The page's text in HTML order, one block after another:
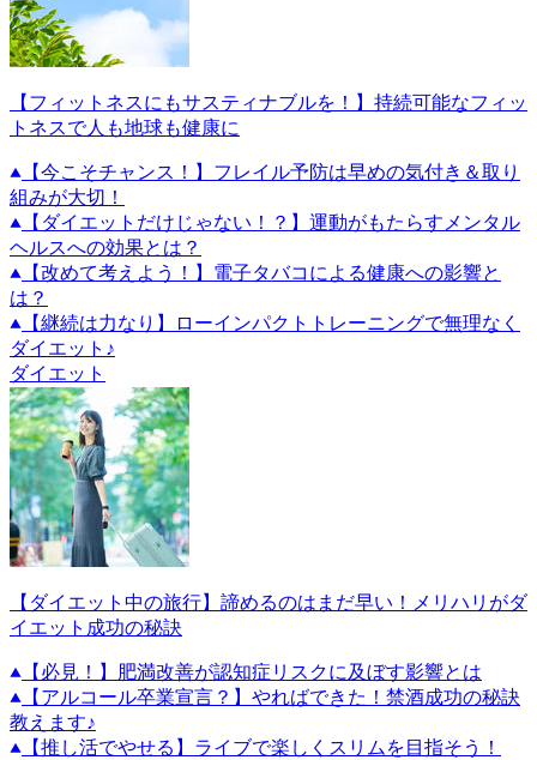
【フィットネスにもサスティナブルを！】持続可能なフィッ
トネスで人も地球も健康に
【今こそチャンス！】フレイル予防は早めの気付き＆取り
組みが大切！
【ダイエットだけじゃない！？】運動がもたらすメンタル
ヘルスへの効果とは？
【改めて考えよう！】電子タバコによる健康への影響と
は？
【継続は力なり】ローインパクトトレーニングで無理なく
ダイエット♪
ダイエット
【ダイエット中の旅行】諦めるのはまだ早い！メリハリがダ
イエット成功の秘訣
【必見！】肥満改善が認知症リスクに及ぼす影響とは
【アルコール卒業宣言？】やればできた！禁酒成功の秘訣
教えます♪
【推し活でやせる】ライブで楽しくスリムを目指そう！